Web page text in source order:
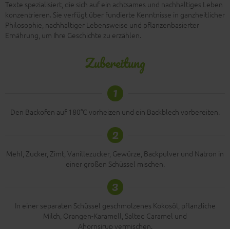
Texte spezialisiert, die sich auf ein achtsames und nachhaltiges Leben
konzentrieren. Sie verfügt über fundierte Kenntnisse in ganzheitlicher
Philosophie, nachhaltiger Lebensweise und pflanzenbasierter
Ernährung, um Ihre Geschichte zu erzählen.
Zubereitung
1
Den Backofen auf 180°C vorheizen und ein Backblech vorbereiten.
2
Mehl, Zucker, Zimt, Vanillezucker, Gewürze, Backpulver und Natron in
einer großen Schüssel mischen.
3
In einer separaten Schüssel geschmolzenes Kokosöl, pflanzliche
Milch, Orangen-Karamell, Salted Caramel und
Ahornsirup vermischen.